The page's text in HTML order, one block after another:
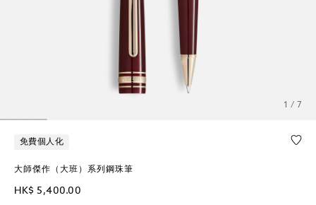
1 / 7
免費個人化
大師傑作（大班）系列鋼珠筆
HK$ 5,400.00